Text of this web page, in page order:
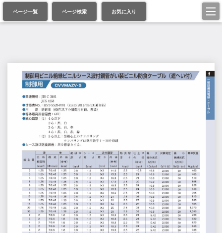
ページ一覧 ページ検索 お気に入り